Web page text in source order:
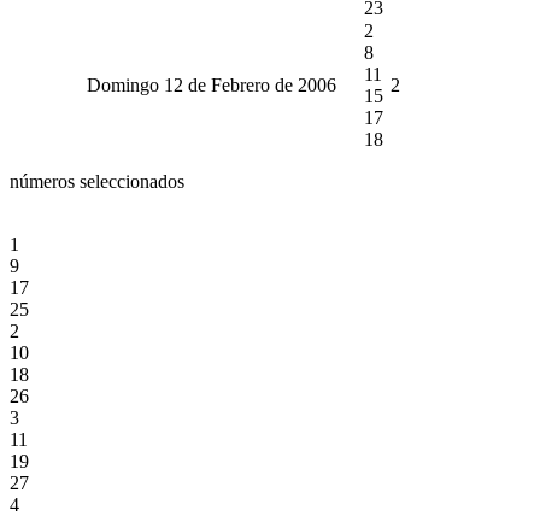
23
Domingo 12 de Febrero de 2006
2
8
11
15
17
18
2
números seleccionados
1
9
17
25
2
10
18
26
3
11
19
27
4